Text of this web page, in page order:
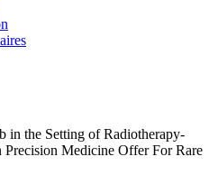
in the Setting of Radiotherapy-
Precision Medicine Offer For Rare